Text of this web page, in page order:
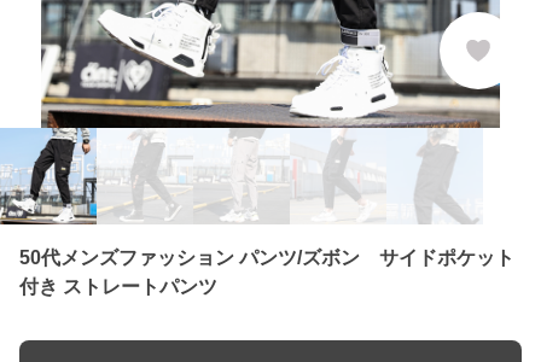
50代メンズファッション パンツ/ズボン サイドポケット
付き ストレートパンツ